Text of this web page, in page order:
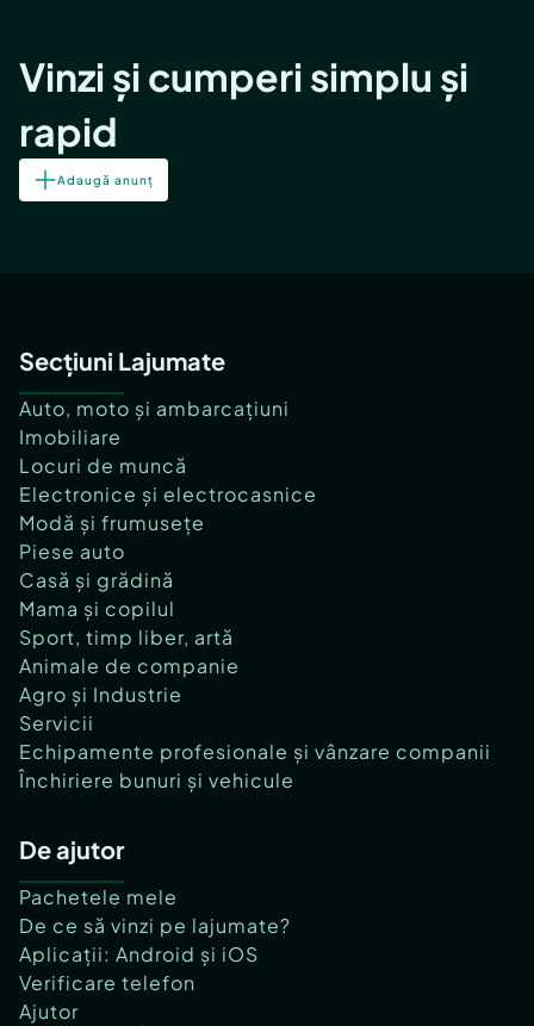
Vinzi și cumperi simplu și
rapid
Adaugă anunț
Secțiuni Lajumate
Auto, moto și ambarcațiuni
Imobiliare
Locuri de muncă
Electronice și electrocasnice
Modă și frumusețe
Piese auto
Casă și grădină
Mama și copilul
Sport, timp liber, artă
Animale de companie
Agro și Industrie
Servicii
Echipamente profesionale și vânzare companii
Închiriere bunuri și vehicule
De ajutor
Pachetele mele
De ce să vinzi pe lajumate?
Aplicații: Android și iOS
Verificare telefon
Ajutor